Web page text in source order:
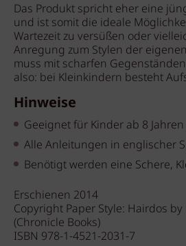
Das Produkt spricht eher eine
und ist somit die ideale
Wartezeit zu versüßen oder
Anregung zum Stylen der
muss mit scharfen
also: bei Kleinkindern besteht
Hinweise
Geeignet für Kinder ab 8 Jahren
Alle Anleitungen in englischer
Benötigt werden eine Schere,
Erschienen 2014
Copyright Paper Style: Hairdos
(Chronicle Books)
ISBN 978-1-4521-2031-7